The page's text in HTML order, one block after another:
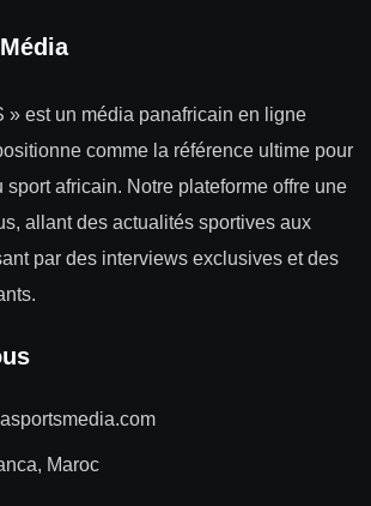
» est un média panafricain en ligne
comme la référence ultime pour
sport africain. Notre plateforme offre une
allant des actualités sportives aux
par des interviews exclusives et des
Maroc